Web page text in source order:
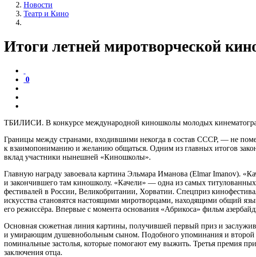
Новости
Театр и Кино
Итоги летней миротворческой
0
ТБИЛИСИ. В конкурсе международной киношколы молодых
Границы между странами, входившими некогда в состав СССР, — не
к взаимопониманию и желанию общаться. Одним из главных итогов
вклад участники нынешней «Киношколы».
Главную награду завоевала картина Эльмара Иманова (Elmar Imanov).
и закончившего там киношколу. «Качели» — одна из самых
фестивалей в России, Великобритании, Хорватии. Спецприз
искусства становятся настоящими миротворцами, находящими общий
его режиссёра. Впервые с момента основания «Абрикоса» фильм
Основная сюжетная линия картины, получившей первый приз и
и умирающим душевнобольным сыном. Подобного упоминания и второй
поминальные застолья, которые помогают ему выжить. Третья премия
заключения отца.